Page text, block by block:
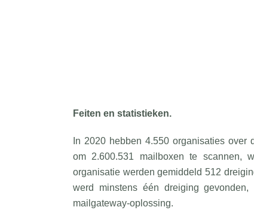
Feiten en statistieken.
In 2020 hebben 4.550 organisaties
om 2.600.531 mailboxen te scannen,
organisatie werden gemiddeld 512
werd minstens één dreiging
mailgateway-oplossing.